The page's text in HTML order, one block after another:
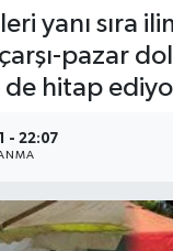
yanı sıra
pazar
hitap
- 22:07